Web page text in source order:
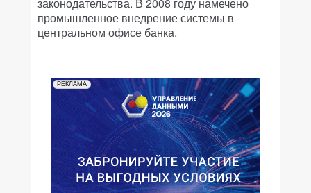
промышленное внедрение системы в
центральном офисе банка.
РЕКЛАМА